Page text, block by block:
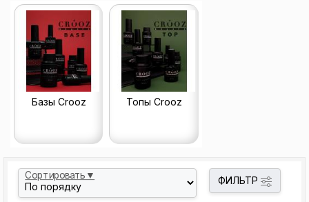
Базы Crooz Топы Crooz
Сортировать▼ ФИЛЬТР